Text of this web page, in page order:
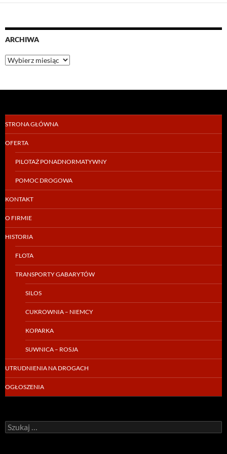
ARCHIWA
Archiwa
STRONA GŁÓWNA
OFERTA
PILOTAŻ PONADNORMATYWNY
POMOC DROGOWA
KONTAKT
O FIRMIE
HISTORIA
FLOTA
TRANSPORTY GABARYTÓW
SILOS
CUKROWNIA – NIEMCY
KOPARKA
SUWNICA – ROSJA
UTRUDNIENIA NA DROGACH
OGŁOSZENIA
Szukaj: